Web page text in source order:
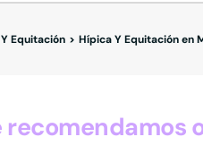
Equitación Hípica Y Equitación en
recomendamos